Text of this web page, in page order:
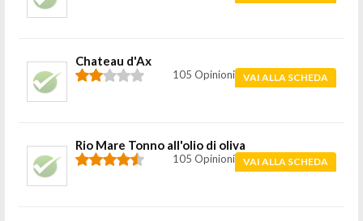
Chateau d'Ax
105 Opinioni VAI ALLA SCHEDA
Rio Mare Tonno all'olio di oliva
105 Opinioni VAI ALLA SCHEDA